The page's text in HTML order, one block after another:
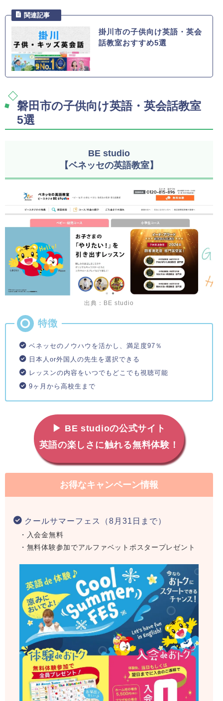
掛川市の子供向け英語・英会
話教室おすすめ5選
磐田市の子供向け英語・英会話教室
5選
BE studio
【ベネッセの英語教室】
出典：BE studio
ベネッセのノウハウを活かし、満足度97％
日本人or外国人の先生を選択できる
レッスンの内容をいつでもどこでも視聴可能
9ヶ月から高校生まで
▶ BE studioの公式サイト
英語の楽しさに触れる無料体験！
お得なキャンペーン情報
クールサマーフェス（8月31日まで）
・入会金無料
・無料体験参加でアルファベットポスタープレゼント